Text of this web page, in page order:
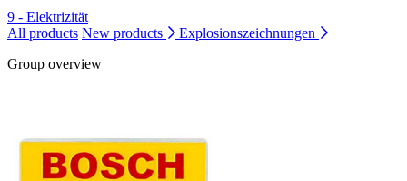
9 - Elektrizität
All products New products
Explosionszeichnungen
Group overview